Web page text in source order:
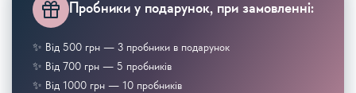
Пробники у подарунок, при замовленні:
✨ Від 500 грн — 3 пробники в подарунок
✨ Від 700 грн — 5 пробників
✨ Від 1000 грн — 10 пробників